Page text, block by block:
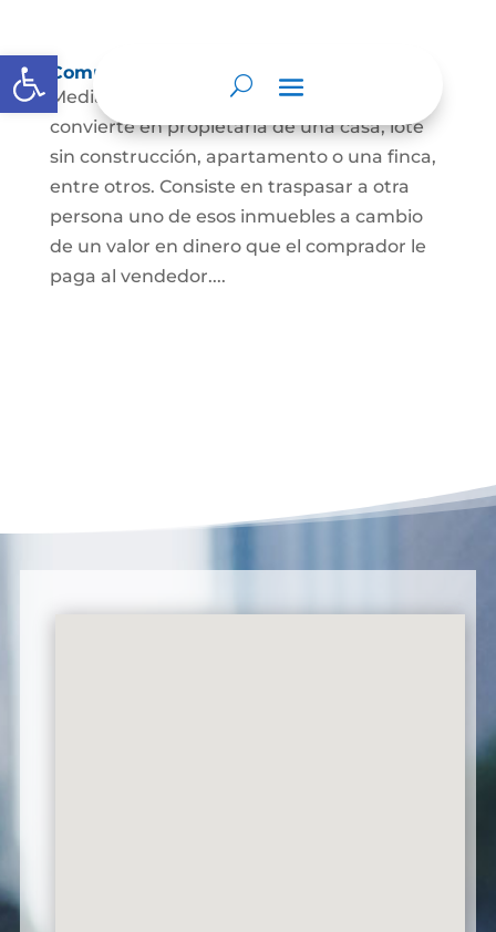
Abrir barra de herramientas
Compraventa de inmuebles
Mediante este contrato, una persona se
convierte en propietaria de una casa, lote
sin construcción, apartamento o una finca,
entre otros. Consiste en traspasar a otra
persona uno de esos inmuebles a cambio
de un valor en dinero que el comprador le
paga al vendedor....